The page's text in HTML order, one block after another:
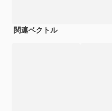
関連ベクトル